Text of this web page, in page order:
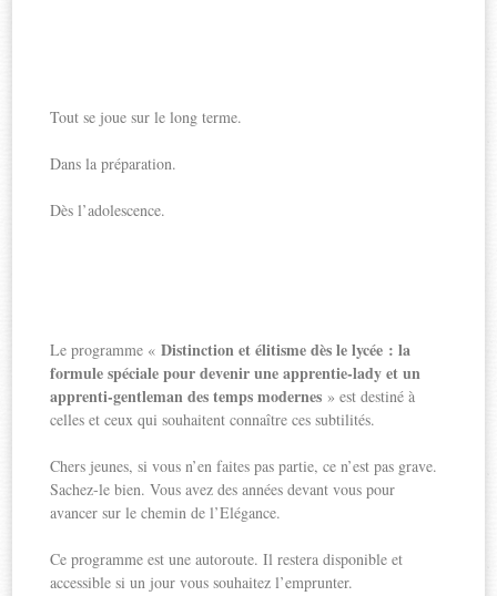
Tout se joue sur le long terme.
Dans la préparation.
Dès l’adolescence.
Le programme «Distinction et élitisme dès le lycée : la
formule spéciale pour devenir une apprentie-lady et un
apprenti-gentleman des temps modernes » est destiné à
celles et ceux qui souhaitent connaître ces subtilités.
Chers jeunes, si vous n’en faites pas partie, ce n’est pas grave.
Sachez-le bien. Vous avez des années devant vous pour
avancer sur le chemin de l’Elégance.
Ce programme est une autoroute. Il restera disponible et
accessible si un jour vous souhaitez l’emprunter.